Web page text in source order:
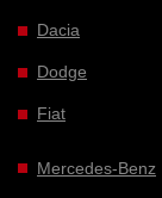
Dacia
Dodge
Fiat
Mercedes-Benz